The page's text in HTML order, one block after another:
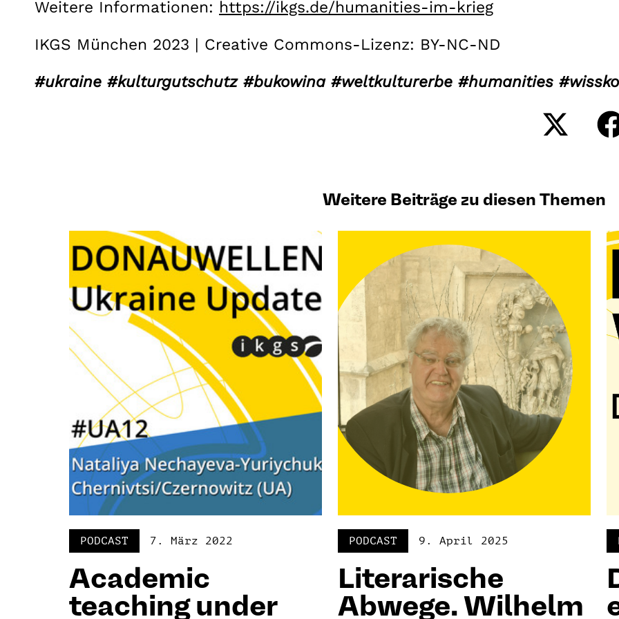
Weitere Informationen: https://ikgs.de/humanities-im-krieg
IKGS München 2023 | Creative Commons-Lizenz: BY-NC-ND
#ukraine #kulturgutschutz #bukowina #weltkulturerbe #humanities
Share
Weitere Beiträge zu diesen Themen
PODCAST 7. März 2022
Academic
teaching under
PODCAST 9. April 2025
Literarische
Abwege. Wilhelm